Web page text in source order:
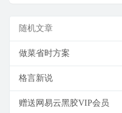
随机文章
做菜省时方案
格言新说
赠送网易云黑胶VIP会员